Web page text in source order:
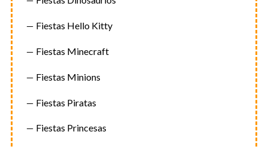
Fiestas Hello Kitty
Fiestas Minecraft
Fiestas Minions
Fiestas Piratas
Fiestas Princesas